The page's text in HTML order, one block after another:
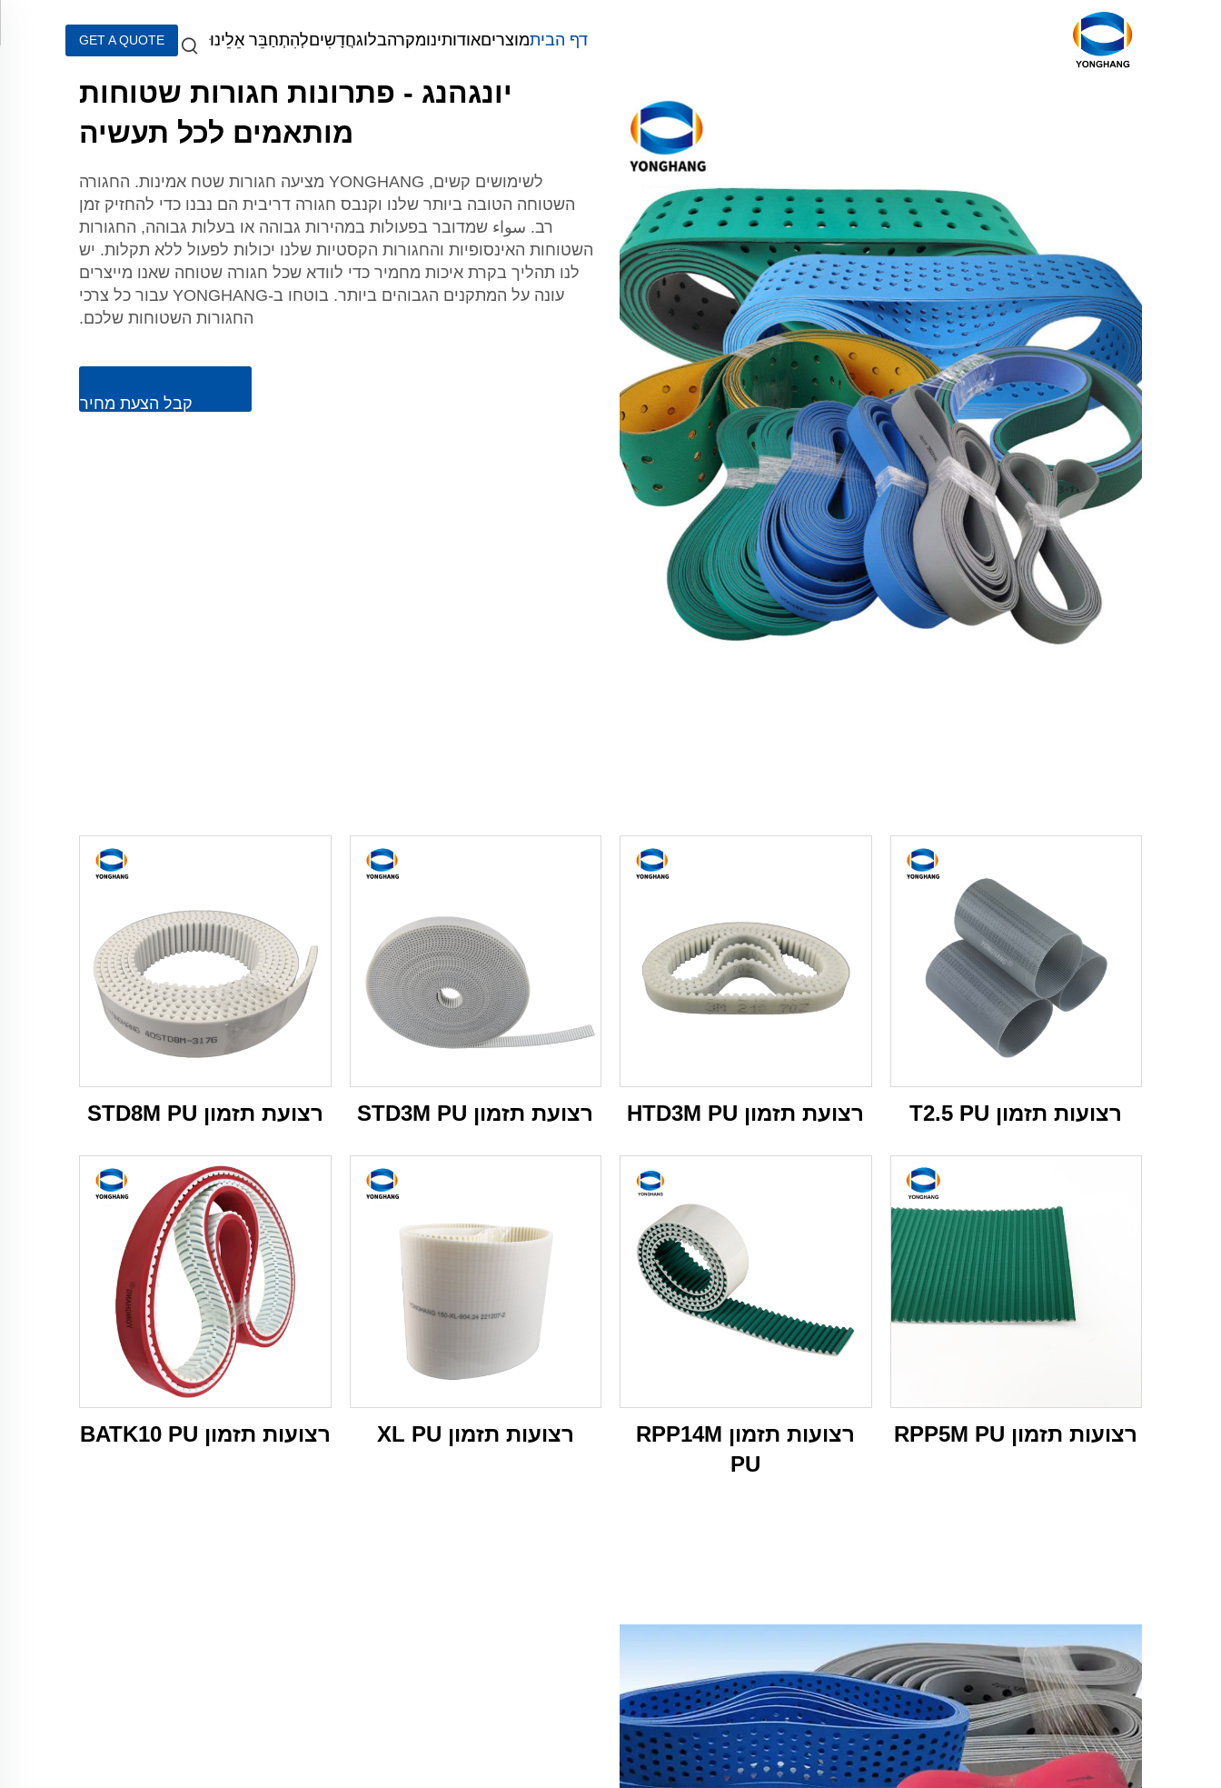
דף הביתמוצריםאודותינומקרהבלוגחֲדָשִיםלְהִתְחַבֵּר אֵלֵינוּ GET A QUOTE
יונגהנג - פתרונות חגורות שטוחות
מותאמים לכל תעשיה
לשימושים קשים, YONGHANG מציעה חגורות שטח אמינות. החגורה
השטוחה הטובה ביותר שלנו וקנבס חגורה דריבית הם נבנו כדי להחזיק זמן
רב. سواء שמדובר בפעולות במהירות גבוהה או בעלות גבוהה, החגורות
השטוחות האינסופיות והחגורות הקסטיות שלנו יכולות לפעול ללא תקלות. יש
לנו תהליך בקרת איכות מחמיר כדי לוודא שכל חגורה שטוחה שאנו מייצרים
עונה על המתקנים הגבוהים ביותר. בוטחו ב-YONGHANG עבור כל צרכי
החגורות השטוחות שלכם.
קבל הצעת מחיר
רצועות תזמון T2.5 PU רצועת תזמון HTD3M PU רצועת תזמון STD3M PU רצועת תזמון STD8M PU
רצועות תזמון RPP5M PU
רצועות תזמון RPP14M
PU
רצועות תזמון XL PU רצועות תזמון BATK10 PU